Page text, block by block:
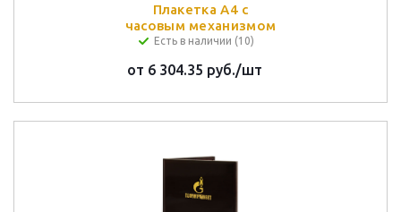
Плакетка А4 с
часовым механизмом
Есть в наличии (10)
от 6 304.35 руб./шт